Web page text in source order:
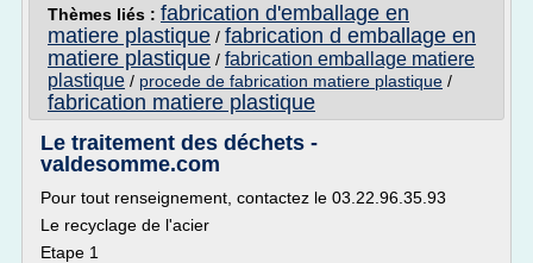
Thèmes liés : fabrication d'emballage en
matiere plastique / fabrication d emballage en
matiere plastique / fabrication emballage matiere
plastique / procede de fabrication matiere plastique /
fabrication matiere plastique
Le traitement des déchets -
valdesomme.com
Pour tout renseignement, contactez le 03.22.96.35.93
Le recyclage de l'acier
Etape 1